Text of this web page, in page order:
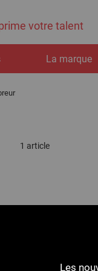
votre talent
La marque
1 article
Les